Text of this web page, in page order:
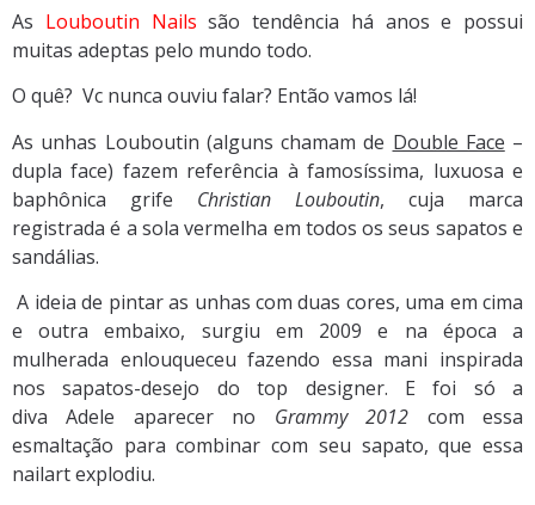
As Louboutin Nails são tendência há anos e possui
muitas adeptas pelo mundo todo.
O quê? Vc nunca ouviu falar? Então vamos lá!
As unhas Louboutin (alguns chamam de Double Face –
dupla face) fazem referência à famosíssima, luxuosa e
baphônica grife Christian Louboutin, cuja marca
registrada é a sola vermelha em todos os seus sapatos e
sandálias.
A ideia de pintar as unhas com duas cores, uma em cima
e outra embaixo, surgiu em 2009 e na época a
mulherada enlouqueceu fazendo essa mani inspirada
nos sapatos-desejo do top designer. E foi só a
diva Adele aparecer no Grammy 2012 com essa
esmaltação para combinar com seu sapato, que essa
nailart explodiu.